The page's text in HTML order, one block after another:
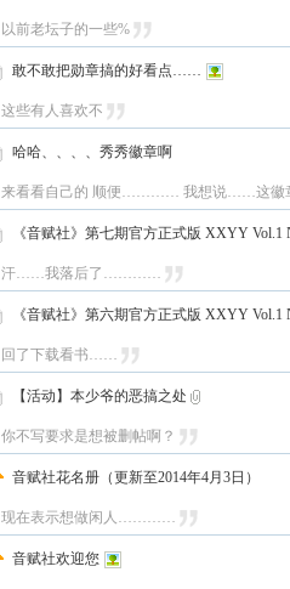
以前老坛子的一些%
敢不敢把勋章搞的好看点……
这些有人喜欢不
哈哈、、、、秀秀徽章啊
来看看自己的 顺便………… 我想说……这徽
《音赋社》第七期官方正式版 XXYY Vol.1
汗……我落后了…………
《音赋社》第六期官方正式版 XXYY Vol.1
回了下载看书……
【活动】本少爷的恶搞之处
你不写要求是想被删帖啊？
音赋社花名册（更新至2014年4月3日）
现在表示想做闲人…………
音赋社欢迎您